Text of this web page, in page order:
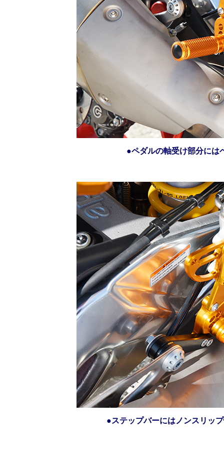
●ペダルの軸受け部分には
●ステップバーにはノンスリッ